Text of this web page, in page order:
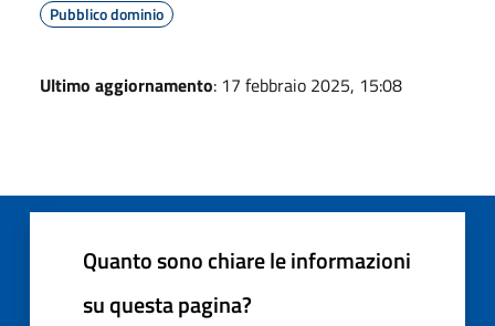
Pubblico dominio
Ultimo aggiornamento: 17 febbraio 2025, 15:08
Quanto sono chiare le informazioni
su questa pagina?